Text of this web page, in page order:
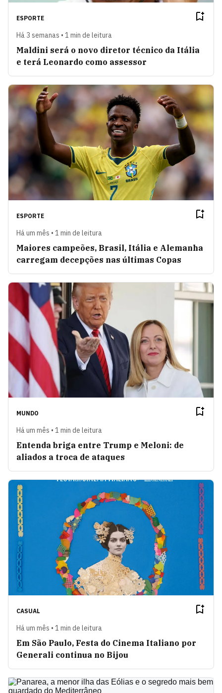
ESPORTE
Há 3 semanas • 1 min de leitura
Maldini será o novo diretor técnico da Itália
e terá Leonardo como assessor
ESPORTE
Há um mês • 1 min de leitura
Maiores campeões, Brasil, Itália e Alemanha
carregam decepções nas últimas Copas
MUNDO
Há um mês • 1 min de leitura
Entenda briga entre Trump e Meloni: de
aliados a troca de ataques
CASUAL
Há um mês • 1 min de leitura
Em São Paulo, Festa do Cinema Italiano por
Generali continua no Bijou